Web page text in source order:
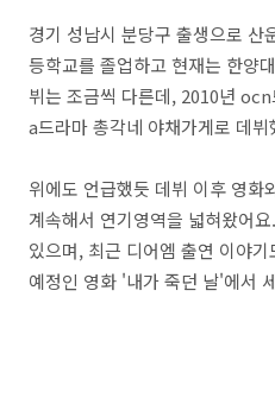
경기 성남시 분당구 출생으로 산
등학교를 졸업하고 현재는 한양
뷔는 조금씩 다른데, 2010년
a드라마 총각네 야채가게로 데
위에도 언급했듯 데뷔 이후 영화
계속해서 연기영역을 넓혀왔어
있으며, 최근 디어엠 출연 이야
예정인 영화 '내가 죽던 날'에서